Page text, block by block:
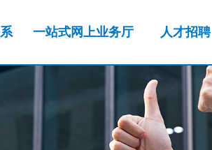
一站式网上业务厅 人才招聘